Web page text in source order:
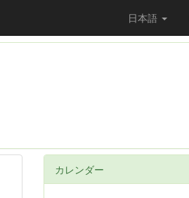
日本語
カレンダー